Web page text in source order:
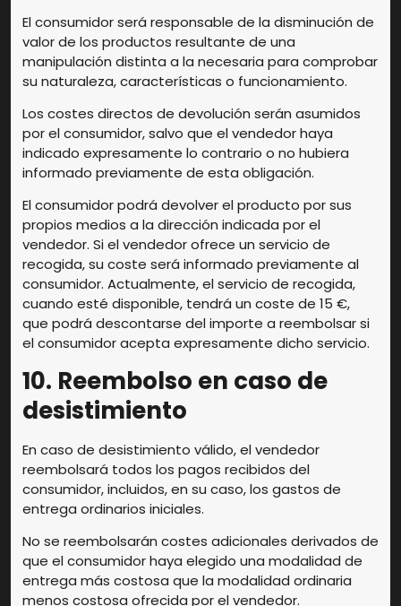
El consumidor será responsable de la disminución de
valor de los productos resultante de una
manipulación distinta a la necesaria para comprobar
su naturaleza, características o funcionamiento.
Los costes directos de devolución serán asumidos
por el consumidor, salvo que el vendedor haya
indicado expresamente lo contrario o no hubiera
informado previamente de esta obligación.
El consumidor podrá devolver el producto por sus
propios medios a la dirección indicada por el
vendedor. Si el vendedor ofrece un servicio de
recogida, su coste será informado previamente al
consumidor. Actualmente, el servicio de recogida,
cuando esté disponible, tendrá un coste de 15 €,
que podrá descontarse del importe a reembolsar si
el consumidor acepta expresamente dicho servicio.
10. Reembolso en caso de
desistimiento
En caso de desistimiento válido, el vendedor
reembolsará todos los pagos recibidos del
consumidor, incluidos, en su caso, los gastos de
entrega ordinarios iniciales.
No se reembolsarán costes adicionales derivados de
que el consumidor haya elegido una modalidad de
entrega más costosa que la modalidad ordinaria
menos costosa ofrecida por el vendedor.